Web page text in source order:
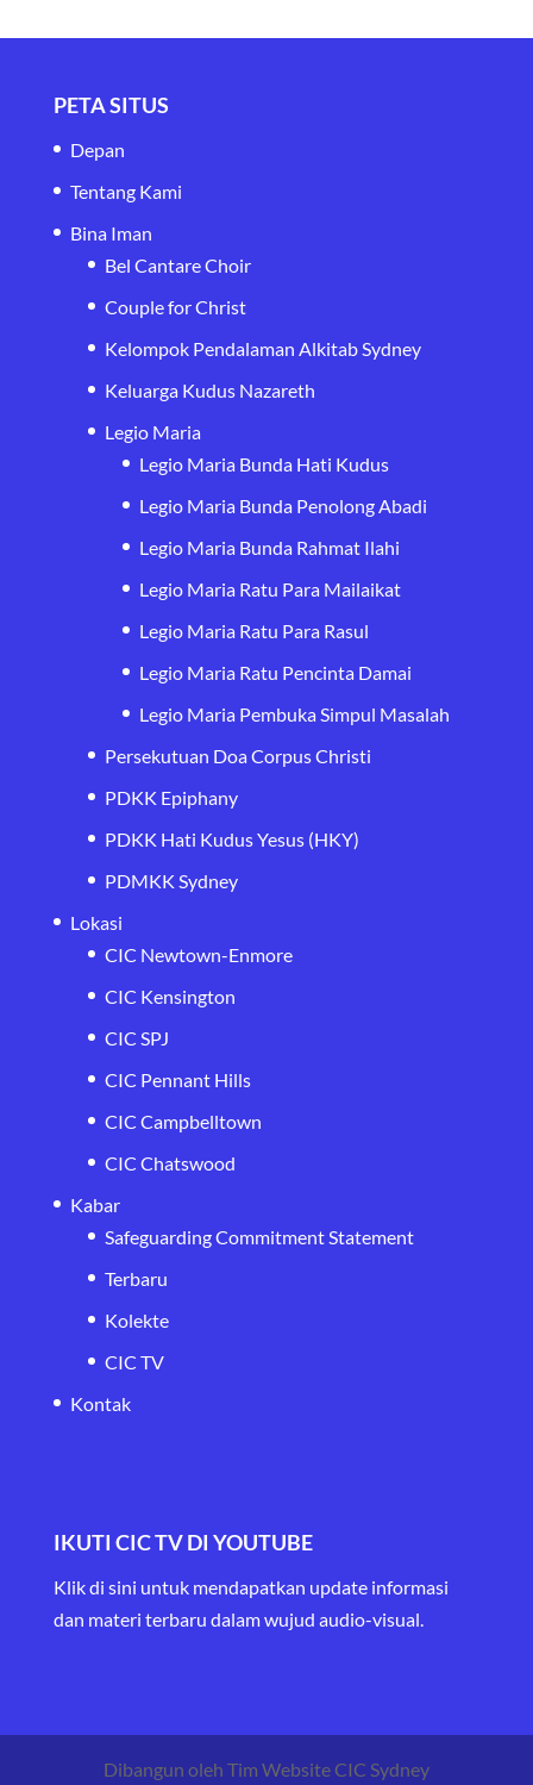
PETA SITUS
Depan
Tentang Kami
Bina Iman
Bel Cantare Choir
Couple for Christ
Kelompok Pendalaman Alkitab Sydney
Keluarga Kudus Nazareth
Legio Maria
Legio Maria Bunda Hati Kudus
Legio Maria Bunda Penolong Abadi
Legio Maria Bunda Rahmat Ilahi
Legio Maria Ratu Para Mailaikat
Legio Maria Ratu Para Rasul
Legio Maria Ratu Pencinta Damai
Legio Maria Pembuka Simpul Masalah
Persekutuan Doa Corpus Christi
PDKK Epiphany
PDKK Hati Kudus Yesus (HKY)
PDMKK Sydney
Lokasi
CIC Newtown-Enmore
CIC Kensington
CIC SPJ
CIC Pennant Hills
CIC Campbelltown
CIC Chatswood
Kabar
Safeguarding Commitment Statement
Terbaru
Kolekte
CIC TV
Kontak
IKUTI CIC TV DI YOUTUBE
Klik di sini untuk mendapatkan update informasi
dan materi terbaru dalam wujud audio-visual.
Dibangun oleh Tim Website CIC Sydney